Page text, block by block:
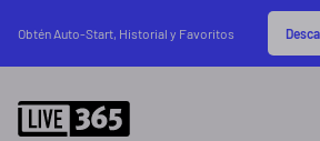
Obtén Auto-Start, Historial y Favoritos